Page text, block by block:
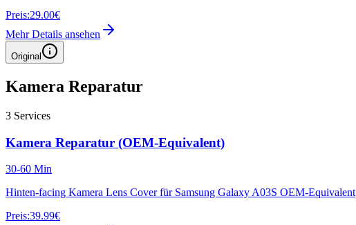
Preis:29.00€
Mehr Details ansehen
Original
Kamera Reparatur
3 Services
Kamera Reparatur (OEM-Equivalent)
30-60 Min
Hinten-facing Kamera Lens Cover für Samsung Galaxy A03S OEM-Equivalent
Preis:39.99€